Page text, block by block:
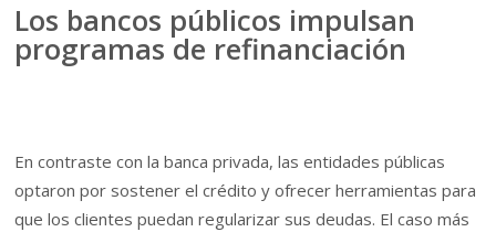
Los bancos públicos impulsan
programas de refinanciación
En contraste con la banca privada, las entidades públicas
optaron por sostener el crédito y ofrecer herramientas para
que los clientes puedan regularizar sus deudas. El caso más